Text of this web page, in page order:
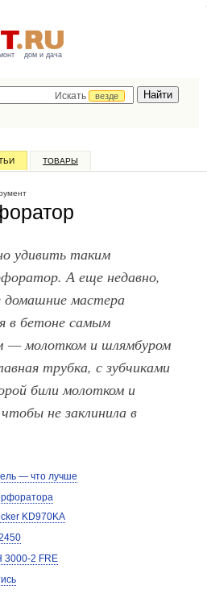
дом и дача
Искать
везде
ТОВАРЫ
удивить таким
А еще недавно,
домашние мастера
в бетоне самым
— молотком и шлямбуром
трубка, с зубчиками
били молотком и
не заклинила в
— что лучше
KD970KA
3000-2 FRE